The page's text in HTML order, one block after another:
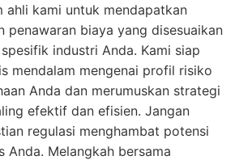
ahli kami untuk mendapatkan
penawaran biaya yang disesuaikan
industri Anda. Kami siap
mendalam mengenai profil risiko
Anda dan merumuskan strategi
efektif dan efisien. Jangan
regulasi menghambat potensi
Anda. Melangkah bersama